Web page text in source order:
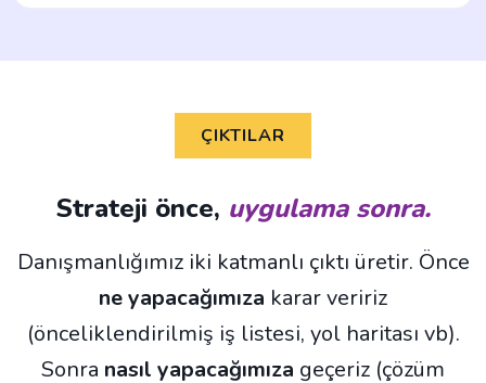
ÇIKTILAR
Strateji önce, uygulama sonra.
Danışmanlığımız iki katmanlı çıktı üretir. Önce
ne yapacağımıza karar veririz
(önceliklendirilmiş iş listesi, yol haritası vb).
Sonra nasıl yapacağımıza geçeriz (çözüm